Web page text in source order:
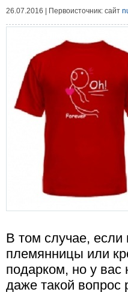
26.07.2016 | Первоисточник: сайт
В том случае, если
племянницы или
подарком, но у вас
даже такой вопрос